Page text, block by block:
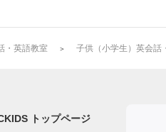
・英語教室 子供（小学生）英会話
トップページ